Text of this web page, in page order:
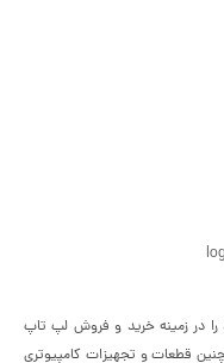
وب از سال 83 فعالیت خود را در زمینه خرید و فروش لپ تاپ
قطعات و تجهیزات کامپیوتری